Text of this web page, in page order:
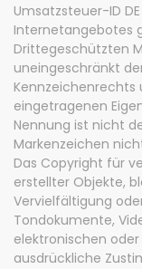
Umsatzsteuer-ID
Internetangebotes
Drittegeschützten
uneingeschränkt
Kennzeichenrechts
eingetragenen
Nennung ist nicht
Markenzeichen
Das Copyright für
erstellter Objekte,
Vervielfältigung
Tondokumente,
elektronischen
ausdrückliche